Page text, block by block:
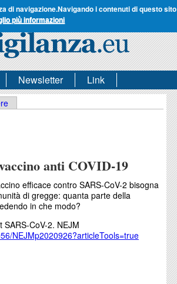
di navigazione.Navigando i contenuti di questo sito
più informazioni
Newsletter Link
anti COVID-19
efficace contro SARS-CoV-2 bisogna
di gregge: quanta parte della
in che modo?
CoV-2. NEJM
NEJMp2020926?articleTools=true